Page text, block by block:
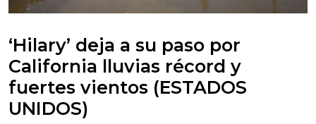
‘Hilary’ deja a su paso por
California lluvias récord y
fuertes vientos (ESTADOS
UNIDOS)